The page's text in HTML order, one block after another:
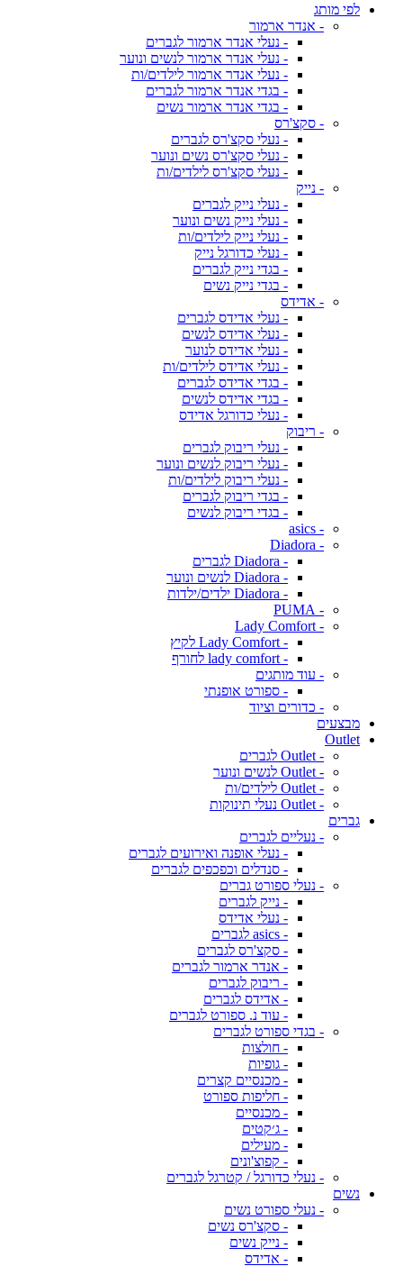
לפי מותג
- אנדר ארמור
- נעלי אנדר ארמור לגברים
- נעלי אנדר ארמור לנשים ונוער
- נעלי אנדר ארמור לילדים/ות
- בגדי אנדר ארמור לגברים
- בגדי אנדר ארמור נשים
- סקצ'רס
- נעלי סקצ'רס לגברים
- נעלי סקצ'רס נשים ונוער
- נעלי סקצ'רס לילדים/ות
- נייק
- נעלי נייק לגברים
- נעלי נייק נשים ונוער
- נעלי נייק לילדים/ות
- נעלי כדורגל נייק
- בגדי נייק לגברים
- בגדי נייק נשים
- אדידס
- נעלי אדידס לגברים
- נעלי אדידס לנשים
- נעלי אדידס לנוער
- נעלי אדידס לילדים/ות
- בגדי אדידס לגברים
- בגדי אדידס לנשים
- נעלי כדורגל אדידס
- ריבוק
- נעלי ריבוק לגברים
- נעלי ריבוק לנשים ונוער
- נעלי ריבוק לילדים/ות
- בגדי ריבוק לגברים
- בגדי ריבוק לנשים
- asics
- Diadora
- Diadora לגברים
- Diadora לנשים ונוער
- Diadora ילדים/ילדות
- PUMA
- Lady Comfort
- Lady Comfort לקיץ
- lady comfort לחורף
- עוד מותגים
- ספורט אופנתי
- כדורים וציוד
מבצעים
Outlet
- Outlet לגברים
- Outlet לנשים ונוער
- Outlet לילדים/ות
- Outlet נעלי תינוקות
גברים
- נעליים לגברים
- נעלי אופנה ואירועים לגברים
- סנדלים וכפכפים לגברים
- נעלי ספורט גברים
- נייק לגברים
- נעלי אדידס
- asics לגברים
- סקצ'רס לגברים
- אנדר ארמור לגברים
- ריבוק לגברים
- אדידס לגברים
- עוד נ. ספורט לגברים
- בגדי ספורט לגברים
- חולצות
- גופיות
- מכנסיים קצרים
- חליפות ספורט
- מכנסיים
- ג׳קטים
- מעילים
- קפוצ'ונים
- נעלי כדורגל / קטרגל לגברים
נשים
- נעלי ספורט נשים
- סקצ'רס נשים
- נייק נשים
- אדידס